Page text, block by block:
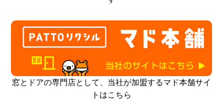
窓とドアの専門店として、当社が加盟するマド本舗サイ
トはこちら